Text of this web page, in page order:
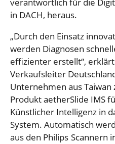
in DACH, heraus.
„Durch den Einsatz
werden Diagnosen
effizienter erstellt“, erklärt
Verkaufsleiter
Unternehmen aus
Produkt aetherSlide IMS
Künstlicher Intelligenz in
System. Automatisch
aus den Philips Scannern